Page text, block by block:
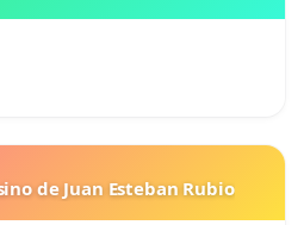
de Juan Esteban Rubio